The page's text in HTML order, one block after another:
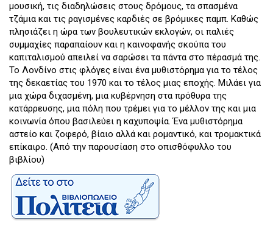
μουσική, τις διαδηλώσεις στους δρόμους, τα σπασμένα
τζάμια και τις ραγισμένες καρδιές σε βρόμικες παμπ. Καθώς
πλησιάζει η ώρα των βουλευτικών εκλογών, οι παλιές
συμμαχίες παραπαίουν και η καινοφανής σκούπα του
καπιταλισμού απειλεί να σαρώσει τα πάντα στο πέρασμά της.
Το Λονδίνο στις φλόγες είναι ένα μυθιστόρημα για το τέλος
της δεκαετίας του 1970 και το τέλος μιας εποχής. Μιλάει για
μια χώρα διχασμένη, μια κυβέρνηση στα πρόθυρα της
κατάρρευσης, μια πόλη που τρέμει για το μέλλον της και μια
κοινωνία όπου βασιλεύει η καχυποψία. Ένα μυθιστόρημα
αστείο και ζοφερό, βίαιο αλλά και ρομαντικό, και τρομακτικά
επίκαιρο. (Από την παρουσίαση στο οπισθόφυλλο του
βιβλίου)